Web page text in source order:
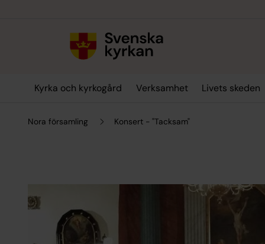
Kyrka och kyrkogård Verksamhet Livets skeden
Nora församling Konsert - "Tacksam"